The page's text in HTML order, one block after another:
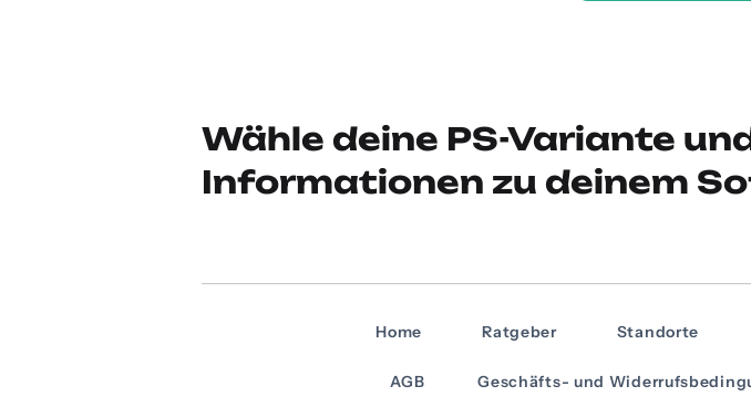
Wähle deine PS-Variante
Informationen zu deinem
Home Ratgeber Standorte
AGB Geschäfts- und